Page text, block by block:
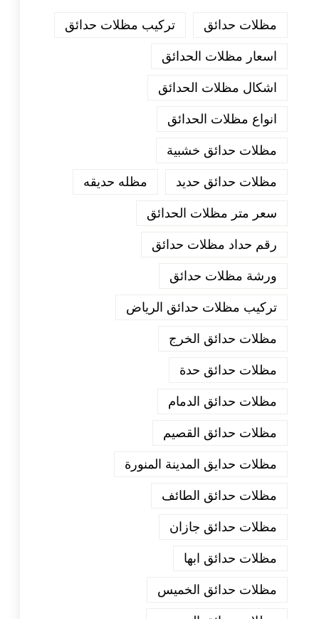
مظلات حدائق تركيب مظلات حدائق
اسعار مظلات الحدائق
اشكال مظلات الحدائق
انواع مظلات الحدائق
مظلات حدائق خشبية
مظلات حدائق حديد مظله حديقه
سعر متر مظلات الحدائق
رقم حداد مظلات حدائق
ورشة مظلات حدائق
تركيب مظلات حدائق الرياض
مظلات حدائق الخرج
مظلات حدائق حدة
مظلات حدائق الدمام
مظلات حدائق القصيم
مظلات حدايق المدينة المنورة
مظلات حدائق الطائف
مظلات حدائق جازان
مظلات حدائق ابها
مظلات حدائق الخميس